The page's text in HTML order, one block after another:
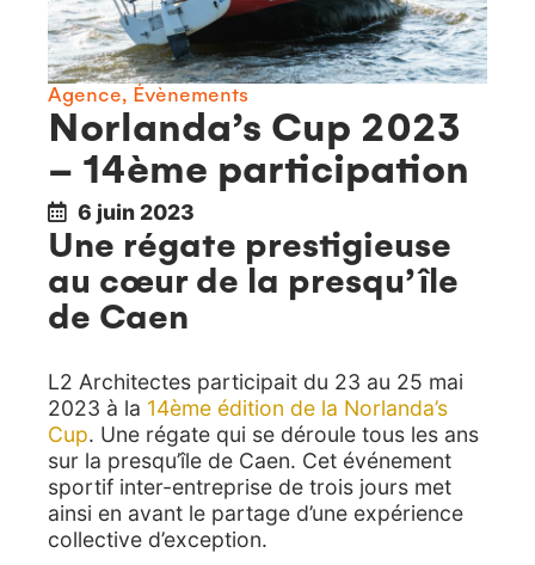
Agence, Évènements
Norlanda’s Cup 2023
– 14ème participation
6 juin 2023
Une régate prestigieuse
au cœur de la presqu’île
de Caen
L2 Architectes participait du 23 au 25 mai
2023 à la 14ème édition de la Norlanda’s
Cup. Une régate qui se déroule tous les ans
sur la presqu’île de Caen. Cet événement
sportif inter-entreprise de trois jours met
ainsi en avant le partage d’une expérience
collective d’exception.